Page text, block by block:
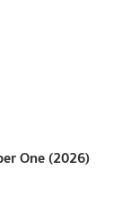
One (2026)